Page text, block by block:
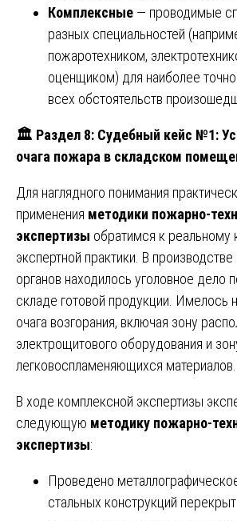
Комплексные — проводимые
разных специальностей
пожаротехником,
оценщиком) для наиболее
всех обстоятельств
🏛 Раздел 8: Судебный кейс №1:
очага пожара в складском
Для наглядного понимания
применения методики пожарно-
экспертизы обратимся к реальному
экспертной практики. В
органов находилось уголовное дело
складе готовой продукции. Имелось
очага возгорания, включая зону
электрощитового оборудования и
легковоспламеняющихся материалов.
В ходе комплексной экспертизы
следующую методику пожарно-
экспертизы:
Проведено
стальных конструкций